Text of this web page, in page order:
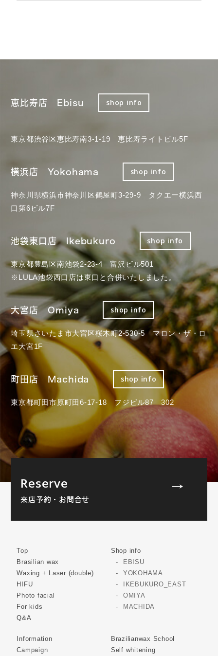
恵比寿店 Ebisu shop info
東京都渋谷区恵比寿南3-1-19 恵比寿ライトビル5F
横浜店 Yokohama shop info
神奈川県横浜市神奈川区鶴屋町3-29-9 タクエー横浜西
口第6ビル7F
池袋東口店 Ikebukuro shop info
東京都豊島区南池袋2-23-4 富沢ビル501
※LULA池袋西口店は東口と合併いたしました。
大宮店 Omiya shop info
埼玉県さいたま市大宮区桜木町2-530-5 マロン・ザ・ロ
エ大宮1F
町田店 Machida shop info
東京都町田市原町田6-17-18 フジビル87 302
Reserve
来店予約・お問合せ
Top
Brasilian wax
Waxing + Laser (double)
HIFU
Photo facial
For kids
Q&A
Shop info
EBISU
YOKOHAMA
IKEBUKURO_EAST
OMIYA
MACHIDA
Information
Campaign
Brazilianwax School
Self whitening